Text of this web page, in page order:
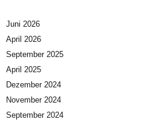
Juni 2026
April 2026
September 2025
April 2025
Dezember 2024
November 2024
September 2024